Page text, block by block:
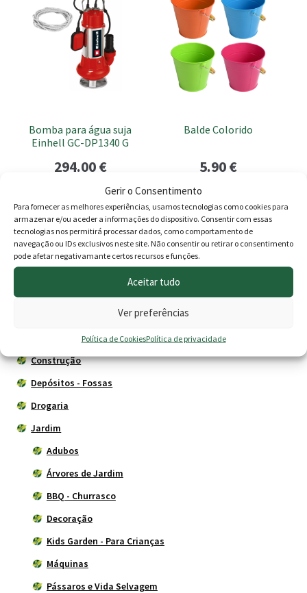
Gerir o Consentimento
Para fornecer as melhores experiências, usamos tecnologias como cookies para
armazenar e/ou aceder a informações do dispositivo. Consentir com essas
tecnologias nos permitirá processar dados, como comportamento de
navegação ou IDs exclusivos neste site. Não consentir ou retirar o consentimento
pode afetar negativamante certos recursos e funções.
Aceitar tudo
Ver preferências
Política de CookiesPolítica de privacidade
8.80 €.
Bomba para água suja
Einhell GC-DP1340 G
294.00€
Balde Colorido
5.90€
Ver opções
multiple
variants.
options
chosen
product
page
Produtos
Cercas eléctricas
Construção
Depósitos - Fossas
Drogaria
Jardim
Adubos
Árvores de Jardim
BBQ - Churrasco
Decoração
Kids Garden - Para Crianças
Máquinas
Pássaros e Vida Selvagem